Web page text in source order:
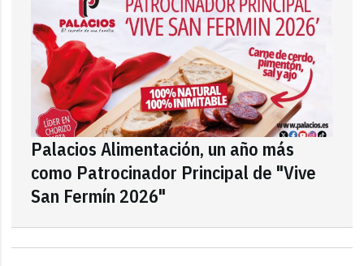
Palacios Alimentación, un año más
como Patrocinador Principal de "Vive
San Fermín 2026"